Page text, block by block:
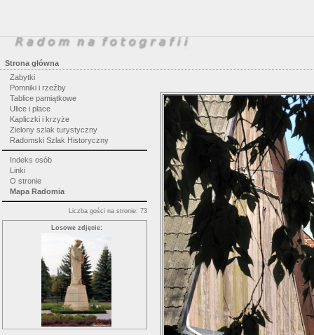
Strona główna
Zabytki
Pomniki i rzeźby
Tablice pamiątkowe
Ulice i place
Kapliczki i krzyże
Zielony szlak turystyczny
Radomski Szlak Historyczny
Indeks osób
Linki
O stronie
Mapa Radomia
Liczba gości na stronie: 73
Losowe zdjęcie: